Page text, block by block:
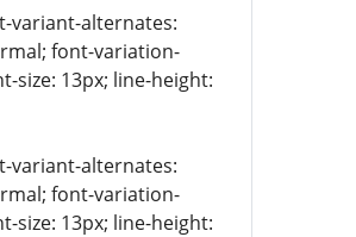
variant-alternates:
font-variation-
13px; line-height:
variant-alternates:
font-variation-
13px; line-height: